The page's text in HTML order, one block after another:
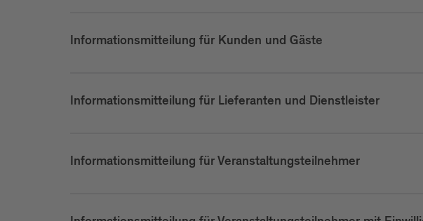
Informationsmitteilung für Kunden und Gäste
Informationsmitteilung für Lieferanten und Dienstleister
Informationsmitteilung für Veranstaltungsteilnehmer